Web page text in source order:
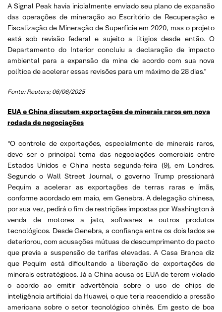
A Signal Peak havia inicialmente enviado seu plano de expansão
das operações de mineração ao Escritório de Recuperação e
Fiscalização de Mineração de Superfície em 2020, mas o projeto
está sob revisão federal e sujeito a litígios desde então. O
Departamento do Interior concluiu a declaração de impacto
ambiental para a expansão da mina de acordo com sua nova
política de acelerar essas revisões para um máximo de 28 dias.”
Fonte: Reuters; 06/06/2025
EUA e China discutem exportações de minerais raros em nova
rodada de negociações
“O controle de exportações, especialmente de minerais raros,
deve ser o principal tema das negociações comerciais entre
Estados Unidos e China nesta segunda-feira (9), em Londres.
Segundo o Wall Street Journal, o governo Trump pressionará
Pequim a acelerar as exportações de terras raras e ímãs,
conforme acordado em maio, em Genebra. A delegação chinesa,
por sua vez, pedirá o fim de restrições impostas por Washington à
venda de motores a jato, softwares e outros produtos
tecnológicos. Desde Genebra, a confiança entre os dois lados se
deteriorou, com acusações mútuas de descumprimento do pacto
que previa a suspensão de tarifas elevadas. A Casa Branca diz
que Pequim está dificultando a liberação de exportações de
minerais estratégicos. Já a China acusa os EUA de terem violado
o acordo ao emitir advertência sobre o uso de chips de
inteligência artificial da Huawei, o que teria reacendido a pressão
americana sobre o setor tecnológico chinês. Em gesto de boa